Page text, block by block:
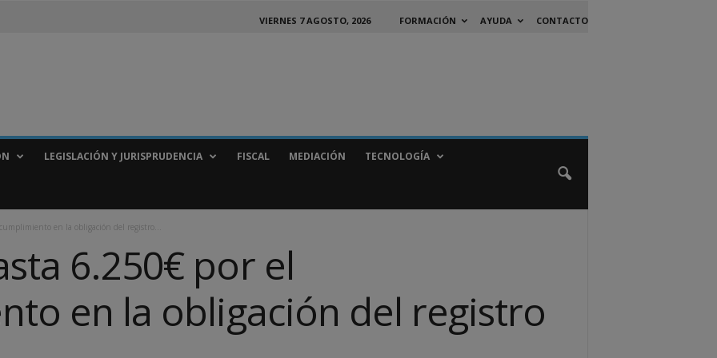
VIERNES 7 AGOSTO, 2026 FORMACIÓN AYUDA CONTACTO
LEGISLACIÓN Y JURISPRUDENCIA FISCAL MEDIACIÓN TECNOLOGÍA
en la obligación del registro...
6.250€ por el
en la obligación del registro